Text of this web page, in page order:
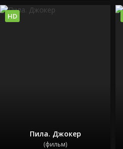
Пила. Джокер
(фильм)
HD